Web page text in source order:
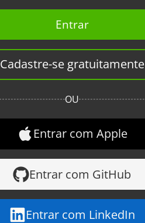
Entrar
Cadastre-se gratuitamente
OU
Entrar com Apple
Entrar com GitHub
Entrar com LinkedIn